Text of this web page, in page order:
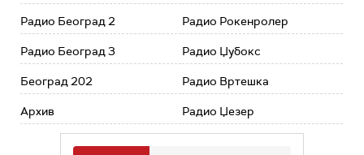
Радио Београд 2
Радио Београд 3
Београд 202
Архив
Радио Рокенролер
Радио Џубокс
Радио Вртешка
Радио Џезер